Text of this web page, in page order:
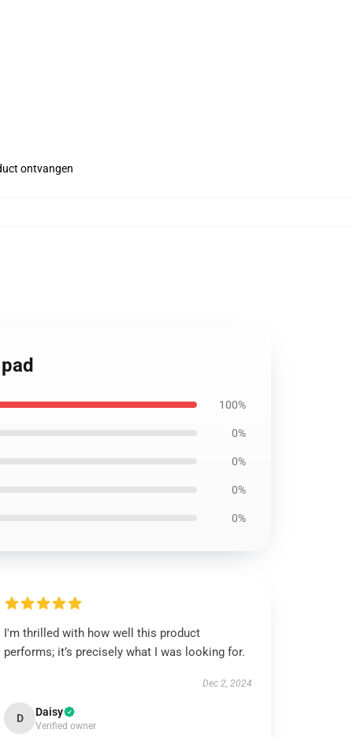
ontvangen
100%
0%
0%
0%
0%
I'm thrilled with how well this product
performs; it’s precisely what I was looking for.
Dec 2, 2024
D Daisy
Verified owner